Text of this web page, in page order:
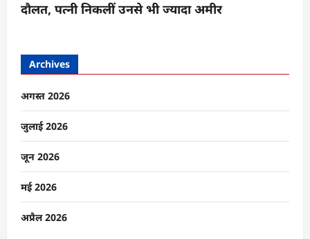
दौलत, पत्नी निकलीं उनसे भी ज्यादा अमीर
Archives
अगस्त 2026
जुलाई 2026
जून 2026
मई 2026
अप्रैल 2026